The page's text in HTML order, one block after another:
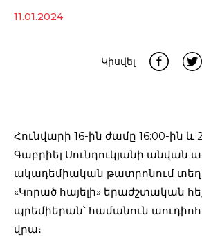
11.01.2024
Կիսվել
Հունվարի 16-ին ժամը 16:00-ին և
Գաբրիել Սունդուկյանի անվան
ակադեմիական թատրոնում
«Կորած հայելի» երաժշտական
պրեմիերան՝ համանուն
վրա։